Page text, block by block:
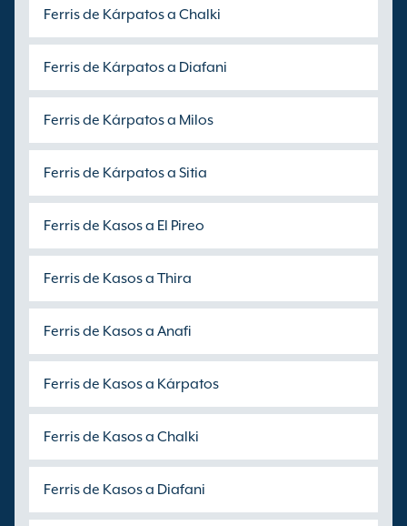
Ferris de Kárpatos a Chalki
Ferris de Kárpatos a Diafani
Ferris de Kárpatos a Milos
Ferris de Kárpatos a Sitia
Ferris de Kasos a El Pireo
Ferris de Kasos a Thira
Ferris de Kasos a Anafi
Ferris de Kasos a Kárpatos
Ferris de Kasos a Chalki
Ferris de Kasos a Diafani